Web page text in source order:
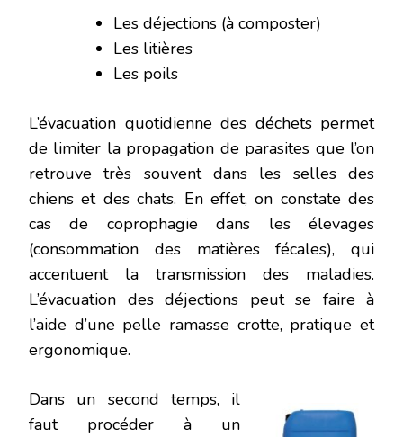
Les déjections (à composter)
Les litières
Les poils
L’évacuation quotidienne des déchets permet
de limiter la propagation de parasites que l’on
retrouve très souvent dans les selles des
chiens et des chats. En effet, on constate des
cas de coprophagie dans les élevages
(consommation des matières fécales), qui
accentuent la transmission des maladies.
L’évacuation des déjections peut se faire à
l’aide d’une pelle ramasse crotte, pratique et
ergonomique.
Dans un second temps, il
faut procéder à un